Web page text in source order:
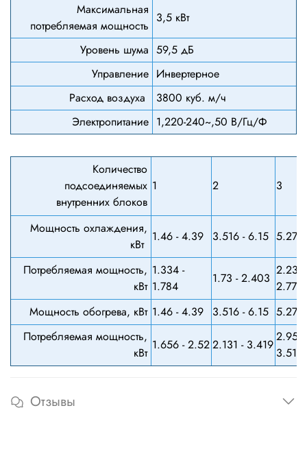
Максимальная
потребляемая мощность
3,5 кВт
Уровень шума 59,5 дБ
Управление Инвертерное
Расход воздуха
3800 куб. м/ч
Электропитание 1,220-240~,50 В/Гц/Ф
Количество
подсоединяемых
внутренних блоков
1 2 3
Мощность охлаждения,
кВт
1.46 - 4.39 3.516 - 6.15 5.27 -
Потребляемая мощность,
кВт
1.334 -
1.784
1.73 - 2.403
2.234
2.777
Мощность обогрева, кВт 1.46 - 4.39 3.516 - 6.15 5.27 -
Потребляемая мощность,
кВт
1.656 - 2.522.131 - 3.419
2.959
3.515
Отзывы